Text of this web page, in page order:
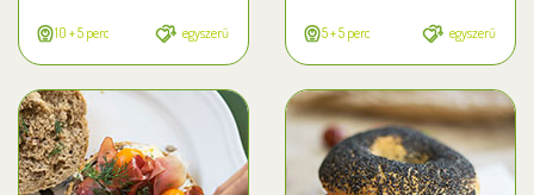
10 + 5 perc egyszerű 5 + 5 perc egyszerű